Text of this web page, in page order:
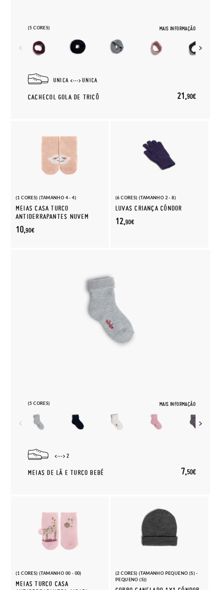
(5 CORES) MAIS INFORMAÇÃO
UNICA UNICA
CACHECOL GOLA DE TRICÔ 21,90€
(1 CORES) (TAMANHO 4 - 4)
MEIAS CASA TURCO
ANTIDERRAPANTES NUVEM
10,90€
(6 CORES) (TAMANHO 2 - 8)
LUVAS CRIANÇA CÓNDOR
12,90€
(5 CORES) MAIS INFORMAÇÃO
2
MEIAS DE LÃ E TURCO BEBÉ 7,50€
(1 CORES) (TAMANHO 00 - 00)
MEIAS TURCO CASA
(2 CORES) (TAMANHO PEQUENO (S) -
PEQUENO (S))